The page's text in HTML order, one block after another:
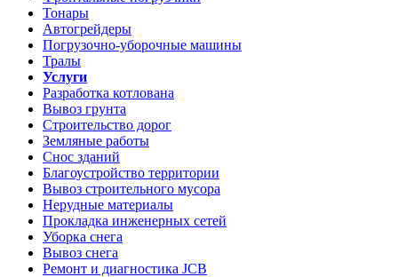
Тонары
Автогрейдеры
Погрузочно-уборочные машины
Тралы
Услуги
Разработка котлована
Вывоз грунта
Строительство дорог
Земляные работы
Снос зданий
Благоустройство территории
Вывоз строительного мусора
Нерудные материалы
Прокладка инженерных сетей
Уборка снега
Вывоз снега
Ремонт и диагностика JCB